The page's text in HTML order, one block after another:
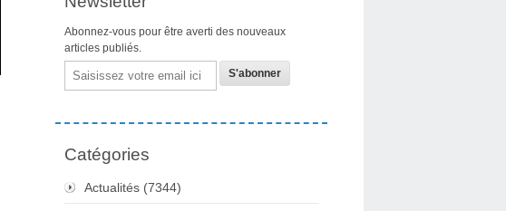
Abonnez-vous pour être averti des nouveaux
articles publiés.
Email
Catégories
Actualités (7344)